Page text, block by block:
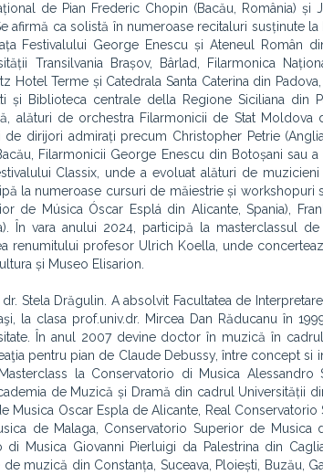
de Pian Frederic Chopin (Bacău, România) și
afirmă ca solistă în numeroase recitaluri susținute la
Festivalului George Enescu și Ateneul Român
Transilvania Brașov, Bârlad, Filarmonica
Hotel Terme și Catedrala Santa Caterina din
și Biblioteca centrale della Regione Siciliana din
alături de orchestra Filarmonicii de Stat Moldova
dirijori admirați precum Christopher Petrie
Filarmonicii George Enescu din Botoșani sau a
Classix, unde a evoluat alături de
la numeroase cursuri de măiestrie și workshopuri
de Música Óscar Esplá din Alicante, Spania),
În vara anului 2024, participă la masterclassul
renumitului profesor Ulrich Koella, unde
și Museo Elisarion.
Stela Drăgulin. A absolvit Facultatea de
la clasa prof.univ.dr. Mircea Dan Răducanu în
În anul 2007 devine doctor în muzică în
pentru pian de Claude Debussy, între concept si
la Conservatorio di Musica Alessandro
de Muzică și Dramă din cadrul Universității
Musica Oscar Espla de Alicante, Real
de Malaga, Conservatorio Superior de Musica
Musica Giovanni Pierluigi da Palestrina din
muzică din Constanța, Suceava, Ploiești, Buzău,